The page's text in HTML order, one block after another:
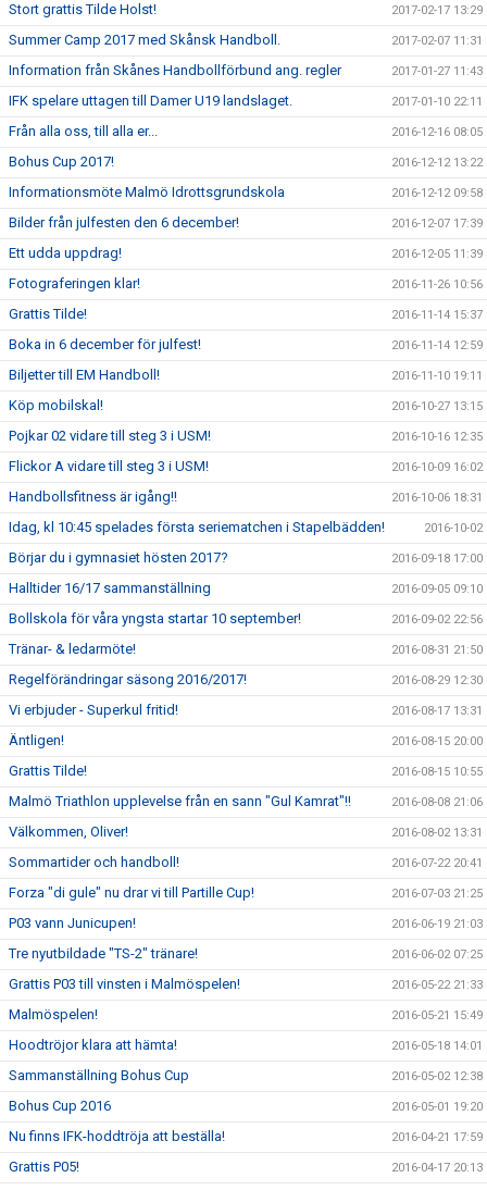
Stort grattis Tilde Holst! 2017-02-17 13:29
Summer Camp 2017 med Skånsk Handboll. 2017-02-07 11:31
Information från Skånes Handbollförbund ang. regler 2017-01-27 11:43
IFK spelare uttagen till Damer U19 landslaget. 2017-01-10 22:11
Från alla oss, till alla er... 2016-12-16 08:05
Bohus Cup 2017! 2016-12-12 13:22
Informationsmöte Malmö Idrottsgrundskola 2016-12-12 09:58
Bilder från julfesten den 6 december! 2016-12-07 17:39
Ett udda uppdrag! 2016-12-05 11:39
Fotograferingen klar! 2016-11-26 10:56
Grattis Tilde! 2016-11-14 15:37
Boka in 6 december för julfest! 2016-11-14 12:59
Biljetter till EM Handboll! 2016-11-10 19:11
Köp mobilskal! 2016-10-27 13:15
Pojkar 02 vidare till steg 3 i USM! 2016-10-16 12:35
Flickor A vidare till steg 3 i USM! 2016-10-09 16:02
Handbollsfitness är igång!! 2016-10-06 18:31
Idag, kl 10:45 spelades första seriematchen i Stapelbädden! 2016-10-02
Börjar du i gymnasiet hösten 2017? 2016-09-18 17:00
Halltider 16/17 sammanställning 2016-09-05 09:10
Bollskola för våra yngsta startar 10 september! 2016-09-02 22:56
Tränar- & ledarmöte! 2016-08-31 21:50
Regelförändringar säsong 2016/2017! 2016-08-29 12:30
Vi erbjuder - Superkul fritid! 2016-08-17 13:31
Äntligen! 2016-08-15 20:00
Grattis Tilde! 2016-08-15 10:55
Malmö Triathlon upplevelse från en sann "Gul Kamrat"!! 2016-08-08 21:06
Välkommen, Oliver! 2016-08-02 13:31
Sommartider och handboll! 2016-07-22 20:41
Forza "di gule" nu drar vi till Partille Cup! 2016-07-03 21:25
P03 vann Junicupen! 2016-06-19 21:03
Tre nyutbildade "TS-2" tränare! 2016-06-02 07:25
Grattis P03 till vinsten i Malmöspelen! 2016-05-22 21:33
Malmöspelen! 2016-05-21 15:49
Hoodtröjor klara att hämta! 2016-05-18 14:01
Sammanställning Bohus Cup 2016-05-02 12:38
Bohus Cup 2016 2016-05-01 19:20
Nu finns IFK-hoddtröja att beställa! 2016-04-21 17:59
Grattis P05! 2016-04-17 20:13